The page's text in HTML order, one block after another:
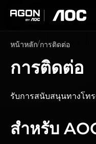
หน้าหลัก การติดต่อ
การติดต่อ
รับการสนับสนุนทางโท
สำหรับ